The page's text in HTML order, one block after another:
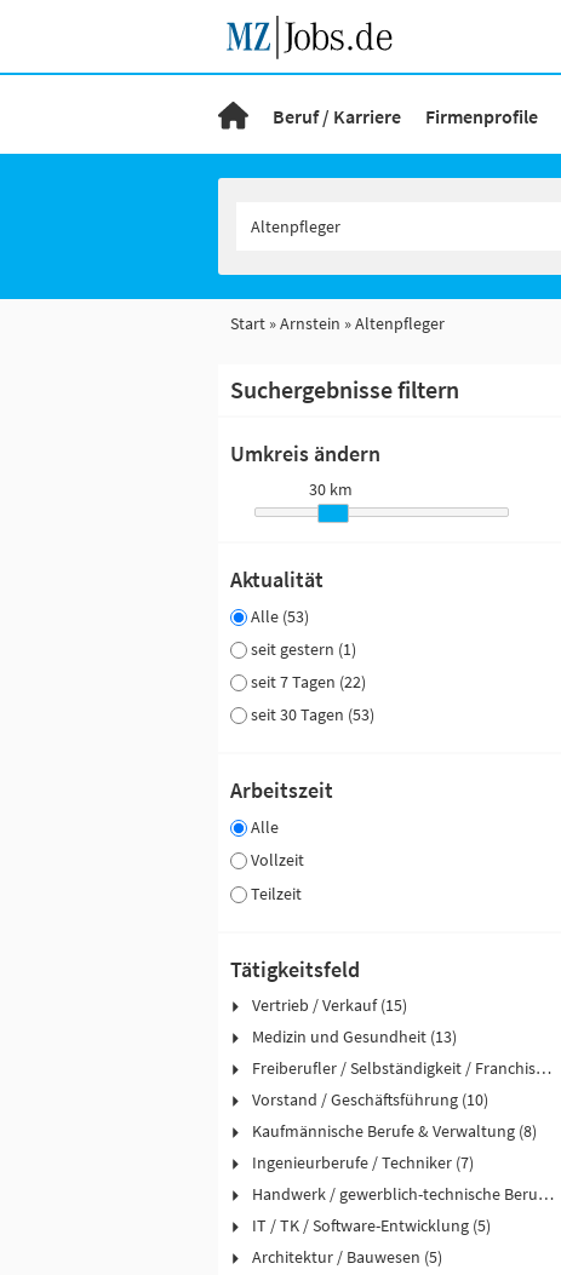
Beruf / Karriere Firmenprofile
Start Arnstein Altenpfleger
Suchergebnisse filtern
Umkreis ändern
30 km
Aktualität
Alle (53)
seit gestern (1)
seit 7 Tagen (22)
seit 30 Tagen (53)
Arbeitszeit
Alle
Vollzeit
Teilzeit
Tätigkeitsfeld
Vertrieb / Verkauf (15)
Medizin und Gesundheit (13)
Freiberufler / Selbständigkeit / Franchise (11)
Vorstand / Geschäftsführung (10)
Kaufmännische Berufe & Verwaltung (8)
Ingenieurberufe / Techniker (7)
Handwerk / gewerblich-technische Berufe (7)
IT / TK / Software-Entwicklung (5)
Architektur / Bauwesen (5)